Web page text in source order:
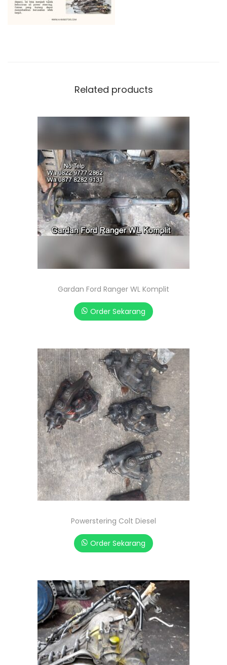
Related products
Gardan Ford Ranger WL Komplit
Order Sekarang
Powerstering Colt Diesel
Order Sekarang